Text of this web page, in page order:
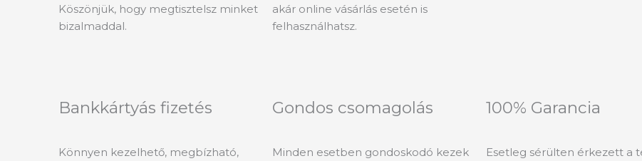
Köszönjük, hogy megtisztelsz minket
bizalmaddal.
akár online vásárlás esetén is
felhasználhatsz.
Bankkártyás fizetés
Könnyen kezelhető, megbízható,
Gondos csomagolás
Minden esetben gondoskodó kezek
100% Garancia
Esetleg sérülten érkezett a